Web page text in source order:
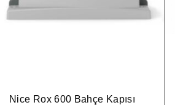
Nice Rox 600 Bahçe Kapısı